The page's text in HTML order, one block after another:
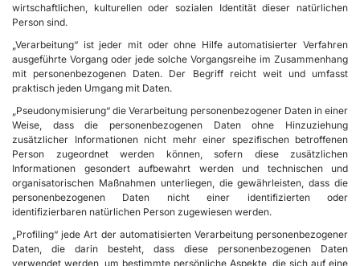
wirtschaftlichen, kulturellen oder sozialen Identität dieser natürlichen
Person sind.
„Verarbeitung“ ist jeder mit oder ohne Hilfe automatisierter Verfahren
ausgeführte Vorgang oder jede solche Vorgangsreihe im Zusammenhang
mit personenbezogenen Daten. Der Begriff reicht weit und umfasst
praktisch jeden Umgang mit Daten.
„Pseudonymisierung“ die Verarbeitung personenbezogener Daten in einer
Weise, dass die personenbezogenen Daten ohne Hinzuziehung
zusätzlicher Informationen nicht mehr einer spezifischen betroffenen
Person zugeordnet werden können, sofern diese zusätzlichen
Informationen gesondert aufbewahrt werden und technischen und
organisatorischen Maßnahmen unterliegen, die gewährleisten, dass die
personenbezogenen Daten nicht einer identifizierten oder
identifizierbaren natürlichen Person zugewiesen werden.
„Profiling“ jede Art der automatisierten Verarbeitung personenbezogener
Daten, die darin besteht, dass diese personenbezogenen Daten
verwendet werden, um bestimmte persönliche Aspekte, die sich auf eine